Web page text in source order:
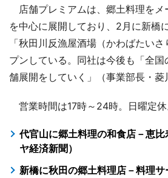
店舗プレミアムは、郷土料理をメ
を中心に展開しており、2月に新橋
「秋田川反漁屋酒場（かわばたい
プンしている。同社は今後も「全
舗展開をしていく」（事業部長・菱
営業時間は17時～24時。日曜定休
代官山に郷土料理の和食店－恵
ヤ経済新聞）
新橋に秋田の郷土料理店－料理